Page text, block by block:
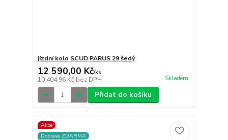
jízdní kolo SCUD PARUS 29 šedý
12 590,00 Kč/ks
10 404,96 Kč bez DPH Skladem
Přidat do košíku
Akce
Doprava ZDARMA